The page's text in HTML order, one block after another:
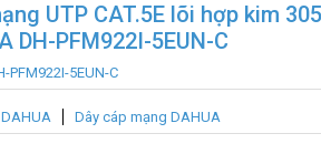
UTP CAT.5E lõi hợp kim
DH-PFM922I-5EUN-C
PFM922I-5EUN-C
DAHUA Dây cáp mạng DAHUA